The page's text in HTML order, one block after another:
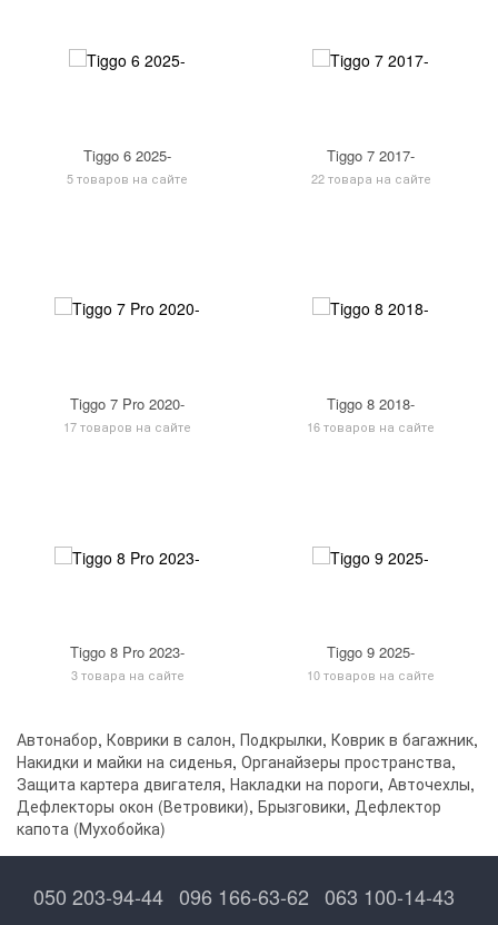
Tiggo 6 2025-
5 товаров на сайте
Tiggo 7 2017-
22 товара на сайте
Tiggo 7 Pro 2020-
17 товаров на сайте
Tiggo 8 2018-
16 товаров на сайте
Tiggo 8 Pro 2023-
3 товара на сайте
Tiggo 9 2025-
10 товаров на сайте
Автонабор, Коврики в салон, Подкрылки, Коврик в багажник,
Накидки и майки на сиденья, Органайзеры пространства,
Защита картера двигателя, Накладки на пороги, Авточехлы,
Дефлекторы окон (Ветровики), Брызговики, Дефлектор
капота (Мухобойка)
050 203-94-44 096 166-63-62 063 100-14-43